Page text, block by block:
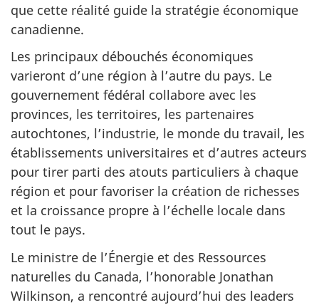
que cette réalité guide la stratégie économique
canadienne.
Les principaux débouchés économiques
varieront d’une région à l’autre du pays. Le
gouvernement fédéral collabore avec les
provinces, les territoires, les partenaires
autochtones, l’industrie, le monde du travail, les
établissements universitaires et d’autres acteurs
pour tirer parti des atouts particuliers à chaque
région et pour favoriser la création de richesses
et la croissance propre à l’échelle locale dans
tout le pays.
Le ministre de l’Énergie et des Ressources
naturelles du Canada, l’honorable Jonathan
Wilkinson, a rencontré aujourd’hui des leaders